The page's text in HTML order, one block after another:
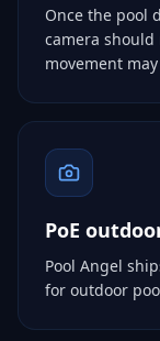
Once the pool
camera should
movement
PoE
Pool Angel
for outdoor